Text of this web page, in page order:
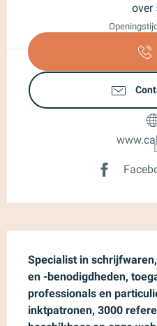
over
Specialist in
en -benodigdheden,
professionals en
inktpatronen, 3000